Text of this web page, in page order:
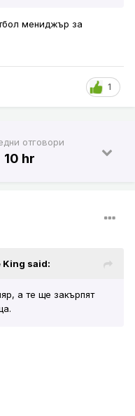
мениджър за
1
отговори
10 hr
King said:
а те ще закърпят